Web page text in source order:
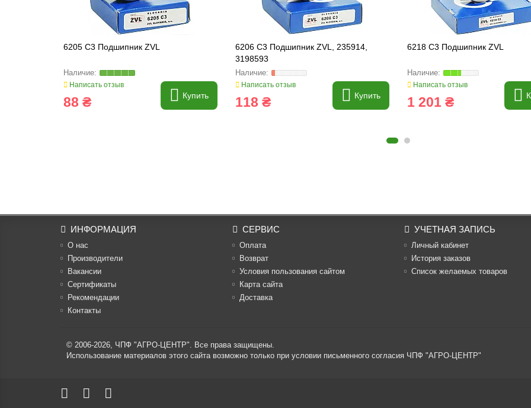
6205 C3 Подшипник ZVL
Написать отзыв
88 ₴ Купить
6206 C3 Подшипник ZVL, 235914,
3198593
Написать отзыв
118 ₴ Купить
6218 C3 Подшипник ZVL
Написать отзыв
1 201 ₴
ИНФОРМАЦИЯ
О нас
Производители
Вакансии
Cертификаты
Рекомендации
Контакты
СЕРВИС
Оплата
Возврат
Условия пользования сайтом
Карта сайта
Доставка
УЧЕТНАЯ ЗАПИСЬ
Личный кабинет
История заказов
Список желаемых товаров
© 2006-2026, ЧПФ "АГРО-ЦЕНТР". Все права защищены.
Использование материалов этого сайта возможно только при условии письменного согласия ЧПФ "АГРО-ЦЕНТР"